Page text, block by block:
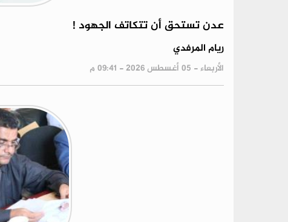
عدن تستحق أن تتكاتف الجهود !
ريام المرفدي
الأربعاء - 05 أغسطس 2026 - 09:41 م